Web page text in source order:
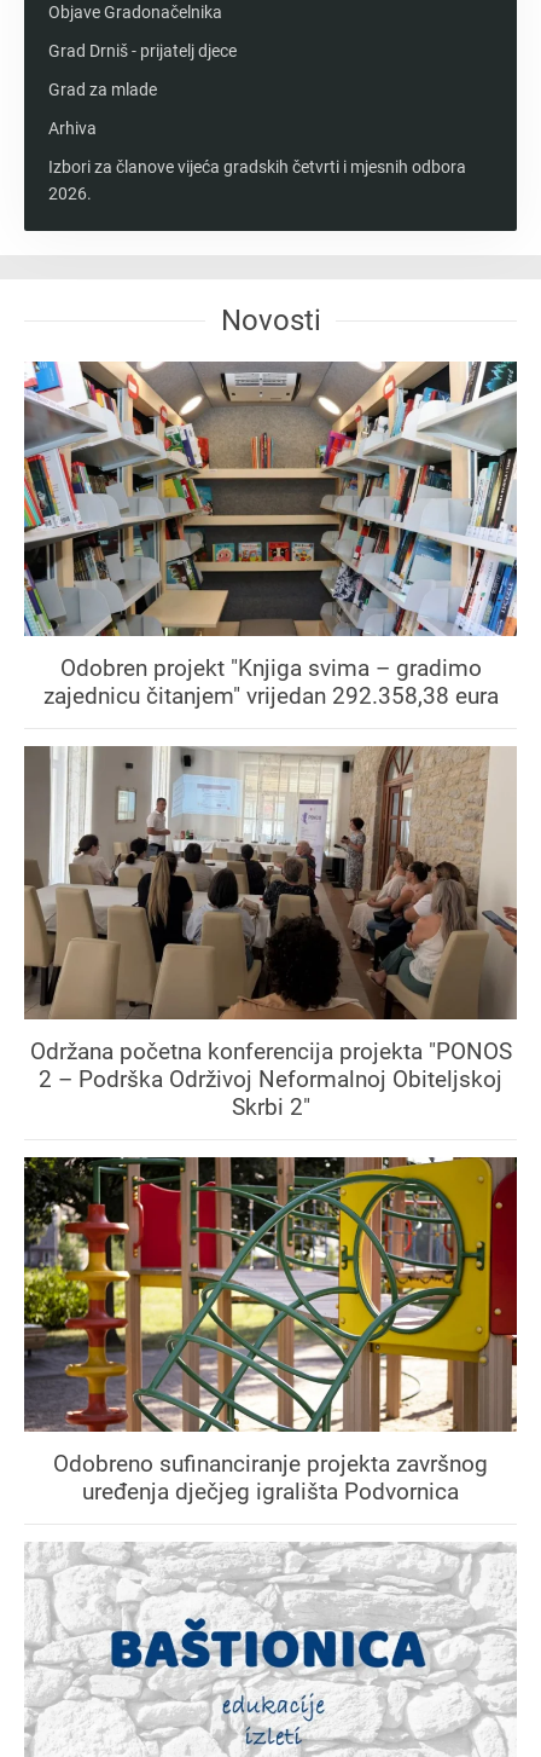
Objave Gradonačelnika
Grad Drniš - prijatelj djece
Grad za mlade
Arhiva
Izbori za članove vijeća gradskih četvrti i mjesnih odbora
2026.
Novosti
Odobren projekt "Knjiga svima – gradimo
zajednicu čitanjem" vrijedan 292.358,38 eura
Održana početna konferencija projekta "PONOS
2 – Podrška Održivoj Neformalnoj Obiteljskoj
Skrbi 2"
Odobreno sufinanciranje projekta završnog
uređenja dječjeg igrališta Podvornica